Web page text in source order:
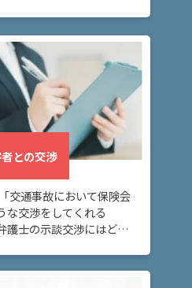
との交渉
交通事故において保険会
な交渉をしてくれる
護士の示談交渉にはどの